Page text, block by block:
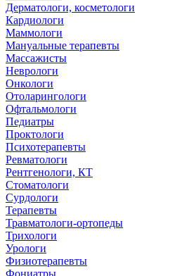
Дерматологи, косметологи
Кардиологи
Маммологи
Мануальные терапевты
Массажисты
Неврологи
Онкологи
Отоларингологи
Офтальмологи
Педиатры
Проктологи
Психотерапевты
Ревматологи
Рентгенологи, КТ
Стоматологи
Сурдологи
Терапевты
Травматологи-ортопеды
Трихологи
Урологи
Физиотерапевты
Фониатры